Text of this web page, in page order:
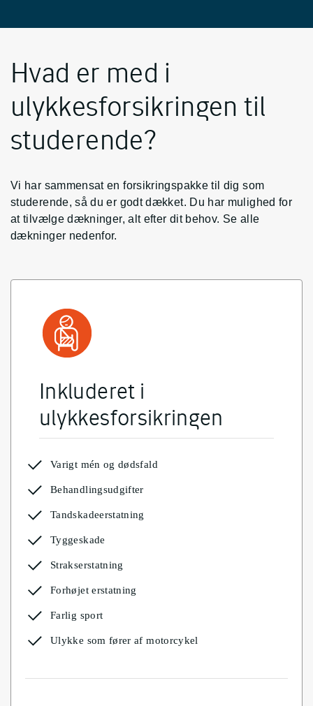
Hvad er med i
ulykkesforsikringen til
studerende?
Vi har sammensat en forsikringspakke til dig som
studerende, så du er godt dækket. Du har mulighed for
at tilvælge dækninger, alt efter dit behov. Se alle
dækninger nedenfor.
Inkluderet i
ulykkesforsikringen
Varigt mén og dødsfald
Behandlingsudgifter
Tandskadeerstatning
Tyggeskade
Strakserstatning
Forhøjet erstatning
Farlig sport
Ulykke som fører af motorcykel